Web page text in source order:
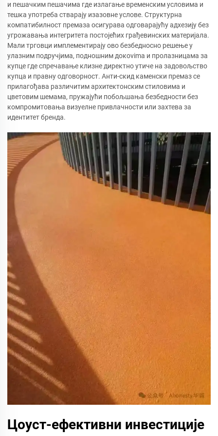
и пешачким пешачима где излагање временским условима и
тешка употреба стварају изазовне услове. Структурна
компатибилност премаза осигурава одговарајућу адхезију без
угрожавања интегритета постојећих грађевинских материјала.
Мали трговци имплементирају ово безбедносно решење у
улазним подручјима, подношним докovima и пролазницама за
купце где спречавање клизне директно утиче на задовољство
купца и правну одговорност. Анти-скид каменски премаз се
прилагођава различитим архитектонским стиловима и
цветовим шемама, пружајући побољшања безбедности без
компромитовања визуелне привлачности или захтева за
идентитет бренда.
Цоуст-ефективни инвестиције